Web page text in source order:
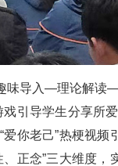
味导入—理论解读
引导学生分享所
你老己”热梗视频
正念”三大维度，